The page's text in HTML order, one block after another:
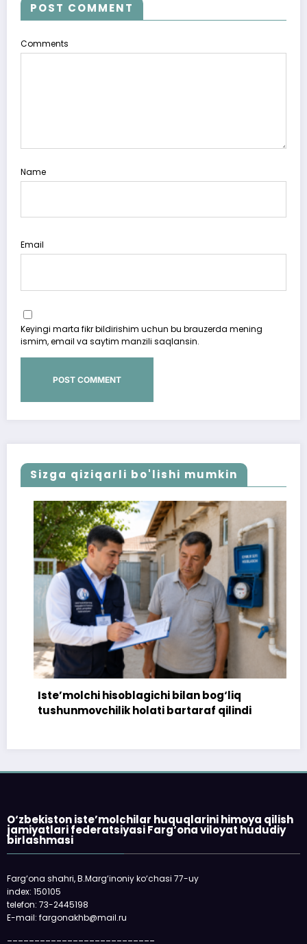
POST COMMENT
Comments
Name
Email
Keyingi marta fikr bildirishim uchun bu brauzerda mening
ismim, email va saytim manzili saqlansin.
Sizga qiziqarli bo'lishi mumkin
Iste’molchi hisoblagichi bilan bog‘liq
tushunmovchilik holati bartaraf qilindi
O‘zbekiston iste’molchilar huquqlarini himoya qilish
jamiyatlari federatsiyasi Farg‘ona viloyat hududiy
birlashmasi
Farg‘ona shahri, B.Marg‘inoniy ko‘chasi 77-uy
index: 150105
telefon: 73-2445198
E-mail: fargonakhb@mail.ru